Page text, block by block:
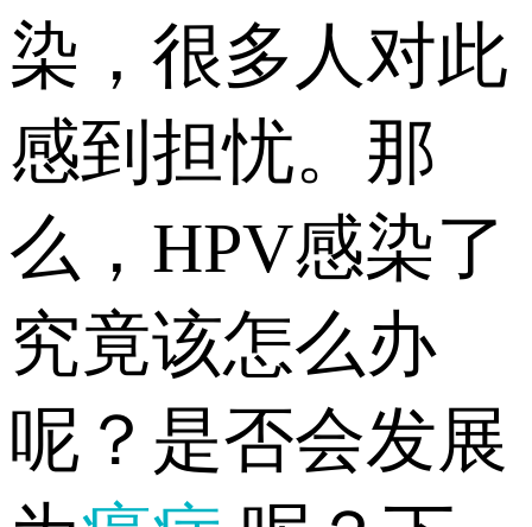
染，很多人对此
感到担忧。那
么，HPV感染了
究竟该怎么办
呢？是否会发展